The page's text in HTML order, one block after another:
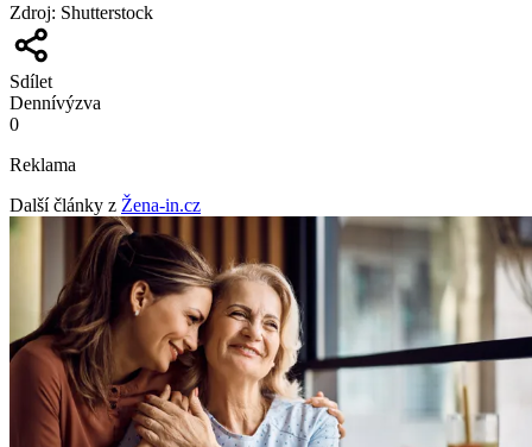
Zdroj: Shutterstock
Sdílet
Dennívýzva
0
Reklama
Další články z Žena-in.cz